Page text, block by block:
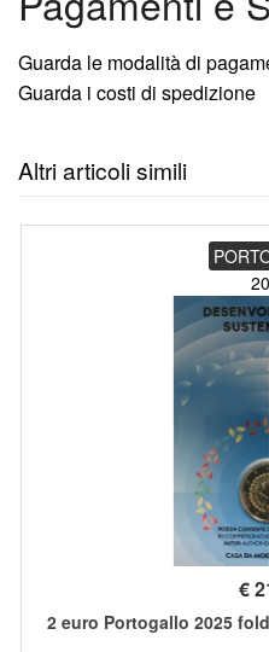
Guarda le modalità di
Guarda i costi di spedizione
Altri articoli simili
€
2 euro Portogallo 2025